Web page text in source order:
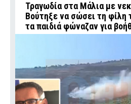
Τραγωδία στα Μάλια με
Βούτηξε να σώσει τη φίλη
τα παιδιά φώναζαν για